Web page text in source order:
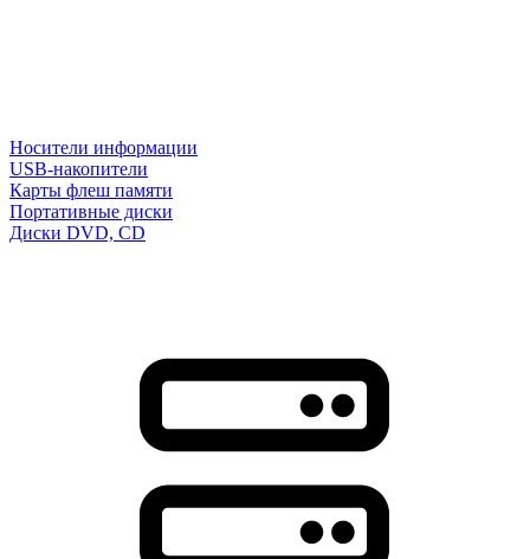
Носители информации
USB-накопители
Карты флеш памяти
Портативные диски
Диски DVD, CD